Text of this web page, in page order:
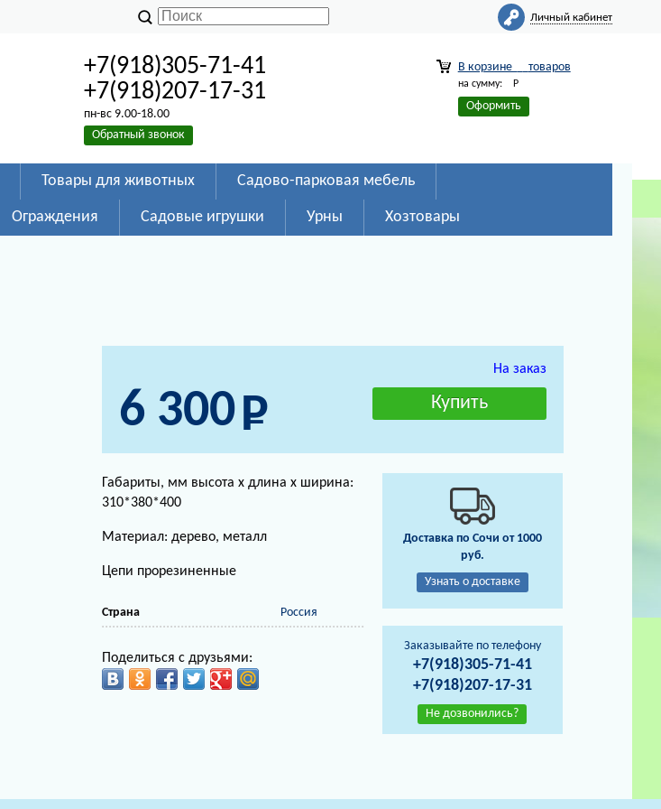
Личный кабинет
+7(918)305-71-41
+7(918)207-17-31
пн-вс 9.00-18.00
Обратный звонок
В корзине товаров
на сумму: Р
Оформить
Товары для животных Садово-парковая мебель
Ограждения Садовые игрушки Урны Хозтовары
На заказ
6 300
Габариты, мм высота х длина х ширина:
310*380*400
Материал: дерево, металл
Цепи прорезиненные
Страна Россия
Поделиться с друзьями:
Доставка по Сочи от 1000
руб.
Узнать о доставке
Заказывайте по телефону
+7(918)305-71-41
+7(918)207-17-31
Не дозвонились?